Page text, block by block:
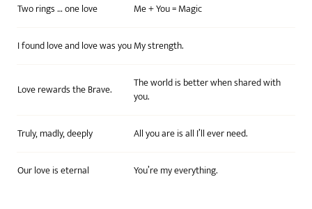
Two rings … one love Me + You = Magic
I found love and love was youMy strength.
Love rewards the Brave.
The world is better when shared with
you.
Truly, madly, deeply All you are is all I’ll ever need.
Our love is eternal You’re my everything.